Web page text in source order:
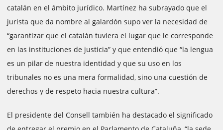
catalán en el ámbito jurídico. Martínez ha subrayado que el
jurista que da nombre al galardón supo ver la necesidad de
“garantizar que el catalán tuviera el lugar que le corresponde
en las instituciones de justicia” y que entendió que “la lengua
es un pilar de nuestra identidad y que su uso en los
tribunales no es una mera formalidad, sino una cuestión de
derechos y de respeto hacia nuestra cultura”.
El presidente del Consell también ha destacado el significado